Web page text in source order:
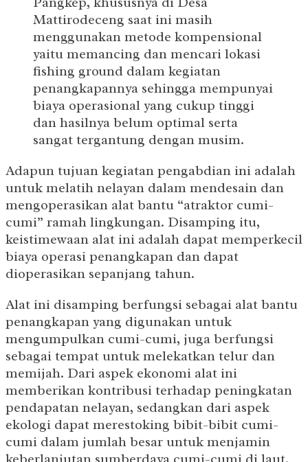
Mattirodeceng saat ini masih
menggunakan metode kompensional
yaitu memancing dan mencari lokasi
fishing ground dalam kegiatan
penangkapannya sehingga mempunyai
biaya operasional yang cukup tinggi
dan hasilnya belum optimal serta
sangat tergantung dengan musim.
Adapun tujuan kegiatan pengabdian ini adalah
untuk melatih nelayan dalam mendesain dan
mengoperasikan alat bantu “atraktor cumi-
cumi” ramah lingkungan. Disamping itu,
keistimewaan alat ini adalah dapat memperkecil
biaya operasi penangkapan dan dapat
dioperasikan sepanjang tahun.
Alat ini disamping berfungsi sebagai alat bantu
penangkapan yang digunakan untuk
mengumpulkan cumi-cumi, juga berfungsi
sebagai tempat untuk melekatkan telur dan
memijah. Dari aspek ekonomi alat ini
memberikan kontribusi terhadap peningkatan
pendapatan nelayan, sedangkan dari aspek
ekologi dapat merestoking bibit-bibit cumi-
cumi dalam jumlah besar untuk menjamin